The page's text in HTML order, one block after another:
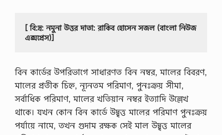
বে
ণ
[ বি:দ্র: নমুনা উত্তর দাতা: রাকিব হোসেন সজল (বাংলা নিউজ
এক্সপ্রেস)]
বিন কার্ডের উপরিভাগে সাধারণত বিন নম্বর, মালের বিবরণ,
মালের প্রতীক চিহ্ন, ন্যূনতম পরিমাণ, পুনঃক্রয় সীমা,
সর্বাধিক পরিমাণ, মালের খতিয়ান নম্বর ইত্যাদি উল্লেখ
থাকে। যখন কোন বিন কার্ডে উদ্বৃত্ত মালের পরিমাণ পুনঃক্রয়
পর্যায়ে নামে, তখন গুদাম রক্ষক সেই মাল উদ্বৃত্ত মালের